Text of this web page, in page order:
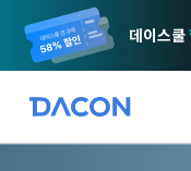
데이스쿨
알림0